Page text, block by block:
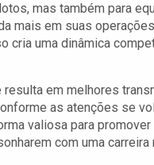
mas também para
mais em suas
uma dinâmica
em melhores
as atenções se
valiosa para
com uma carreira